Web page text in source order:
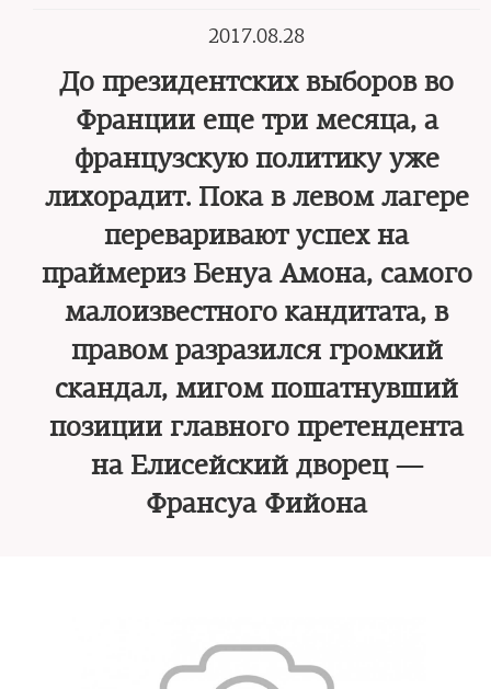
2017.08.28
До президентских выборов во
Франции еще три месяца, а
французскую политику уже
лихорадит. Пока в левом лагере
переваривают успех на
праймериз Бенуа Амона, самого
малоизвестного кандитата, в
правом разразился громкий
скандал, мигом пошатнувший
позиции главного претендента
на Елисейский дворец —
Франсуа Фийона